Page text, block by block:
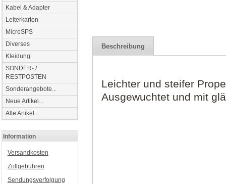
Kabel & Adapter
Leiterkarten
MicroSPS
Diverses
Kleidung
SONDER- /
RESTPOSTEN
Sonderangebote...
Neue Artikel...
Alle Artikel...
Information
Versandkosten
Zollgebühren
Sendungsverfolgung
Beschreibung
Leichter und steifer
Ausgewuchtet und mit